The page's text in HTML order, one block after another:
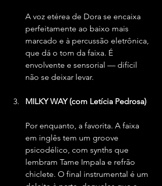
A voz etérea de Dora se encaixa
perfeitamente ao baixo mais
marcado e à percussão eletrônica,
que dá o tom da faixa. É
envolvente e sensorial — difícil
não se deixar levar.
MILKY WAY (com Letícia Pedrosa)
Por enquanto, a favorita. A faixa
em inglês tem um groove
psicodélico, com synths que
lembram Tame Impala e refrão
chiclete. O final instrumental é um